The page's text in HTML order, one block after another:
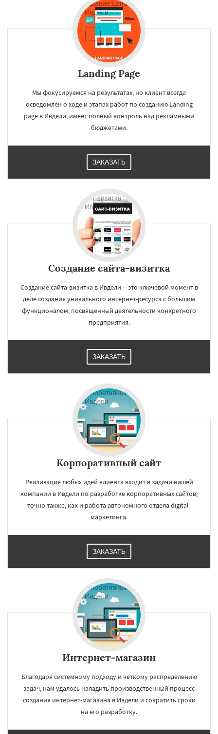
Landing Page
Мы фокусируемся на результатах, но клиент всегда
осведомлен о ходе и этапах работ по созданию Landing
page в Ивдели, имеет полный контроль над рекламными
бюджетами.
ЗАКАЗАТЬ
Создание сайта-визитка
Создание сайта-визитка в Ивдели – это ключевой момент в
деле создания уникального интернет-ресурса с большим
функционалом, посвященный деятельности конкретного
предприятия.
ЗАКАЗАТЬ
Корпоративный сайт
Реализация любых идей клиента входит в задачи нашей
компании в Ивдели по разработке корпоративных сайтов,
точно также, как и работа автономного отдела digital-
маркетинга.
ЗАКАЗАТЬ
Интернет-магазин
Благодаря системному подходу и четкому распределению
задач, нам удалось наладить производственный процесс
создания интернет-магазина в Ивдели и сократить сроки
на его разработку.